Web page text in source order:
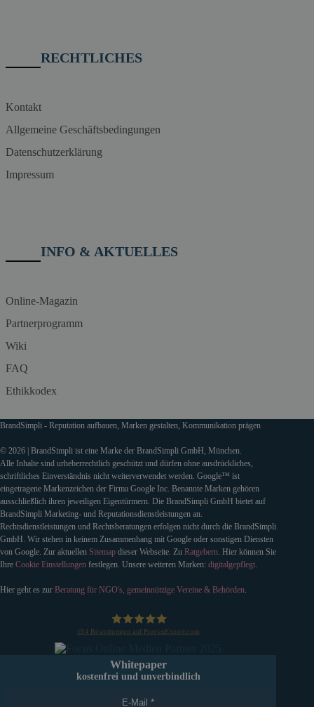
RECHTLICHES
Kontakt
Allgemeine Geschäftsbedingungen
Datenschutzerklärung
Impressum
INFO & AKTUELLES
Online-Magazin
Partnerprogramm
Wiki
FAQ
Ethikkodex
BrandSimpli - Reputation aufbauen, Marken gestalten, Kommunikation prägen
© 2026 | BrandSimpli ist eine Marke der BrandSimpli GmbH, München.
Alle Inhalte sind urheberrechtlich geschützt und dürfen ohne ausdrückliches,
schriftliches Einverständnis nicht weiterverwendet werden. Google™ ist
eingetragene Markenzeichen der Firma Google Inc. Benannte Marken gehören
ausschließlich ihren jeweiligen Eigentürmern. Die BrandSimpli GmbH bietet auf
BrandSimpli Marketing- und Reputationsdienstleistungen an.
Rechtsdienstleistungen und Rechtsberatungen erfolgen nicht durch die BrandSimpli
GmbH. Wir stehen in keinem Zusammenhang mit Google oder sonstigen Diensten
von Google. Zur aktuellen Sitemap dieser Webseite. Zu Ratgebern. Hier können Sie
Ihre Cookie Einstellungen festlegen. Unsere weiteren Marken: digitalgepflegt.
Hier geht es zur Beratung für NGO's, gemeinnützige Vereine & Behörden.
154 Bewertungen auf ProvenExpert.com
Whitepaper
kostenfrei und unverbindlich
E-Mail